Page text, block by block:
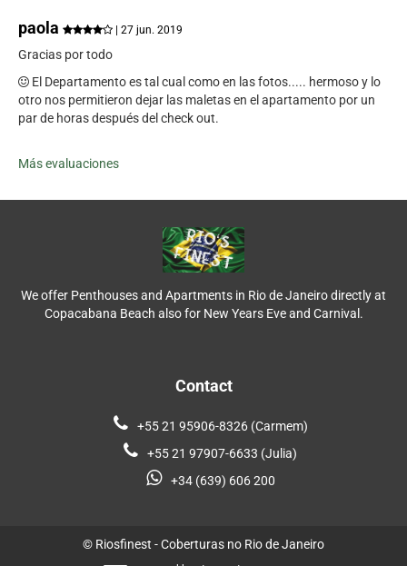
paola | 27 jun. 2019
Gracias por todo
El Departamento es tal cual como en las fotos..... hermoso y lo
otro nos permitieron dejar las maletas en el apartamento por un
par de horas después del check out.
Más evaluaciones
We offer Penthouses and Apartments in Rio de Janeiro directly at
Copacabana Beach also for New Years Eve and Carnival.
Contact
+55 21 95906-8326 (Carmem)
+55 21 97907-6633 (Julia)
+34 (639) 606 200
© Riosfinest - Coberturas no Rio de Janeiro